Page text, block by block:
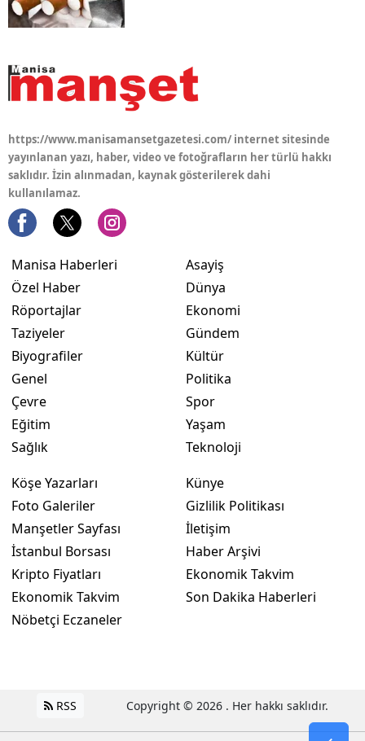
https://www.manisamansetgazetesi.com/ internet sitesinde
yayınlanan yazı, haber, video ve fotoğrafların her türlü hakkı
saklıdır. İzin alınmadan, kaynak gösterilerek dahi
kullanılamaz.
Manisa Haberleri
Özel Haber
Röportajlar
Taziyeler
Biyografiler
Genel
Çevre
Eğitim
Sağlık
Asayiş
Dünya
Ekonomi
Gündem
Kültür
Politika
Spor
Yaşam
Teknoloji
Köşe Yazarları
Foto Galeriler
Manşetler Sayfası
İstanbul Borsası
Kripto Fiyatları
Ekonomik Takvim
Nöbetçi Eczaneler
Künye
Gizlilik Politikası
İletişim
Haber Arşivi
Ekonomik Takvim
Son Dakika Haberleri
RSS Copyright © 2026 . Her hakkı saklıdır.